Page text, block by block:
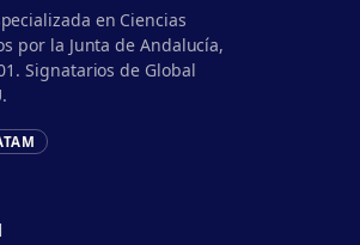
en Ciencias
por la Junta de Andalucía,
Signatarios de Global